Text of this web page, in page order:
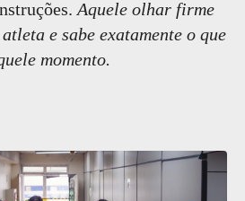
Aquele olhar firme
e sabe exatamente o que
momento.